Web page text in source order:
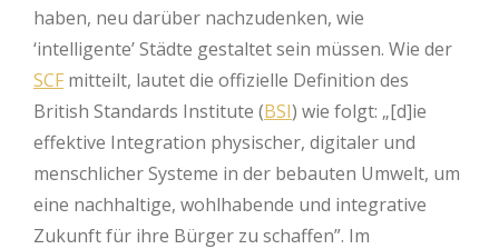
haben, neu darüber nachzudenken, wie
‘intelligente’ Städte gestaltet sein müssen. Wie der
SCF mitteilt, lautet die offizielle Definition des
British Standards Institute (BSI) wie folgt: „[d]ie
effektive Integration physischer, digitaler und
menschlicher Systeme in der bebauten Umwelt, um
eine nachhaltige, wohlhabende und integrative
Zukunft für ihre Bürger zu schaffen”. Im